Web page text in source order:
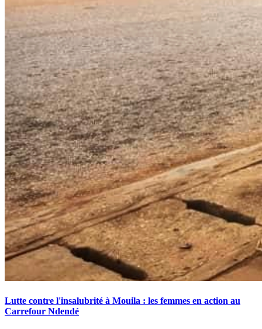
Lutte contre l'insalubrité à Mouila : les femmes en action au
Carrefour Ndendé